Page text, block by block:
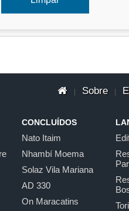
| Sobre |
CONCLUÍDOS
Nato Itaim
Nhambí Moema
Solaz Vila Mariana
AD 330
On Maracatins